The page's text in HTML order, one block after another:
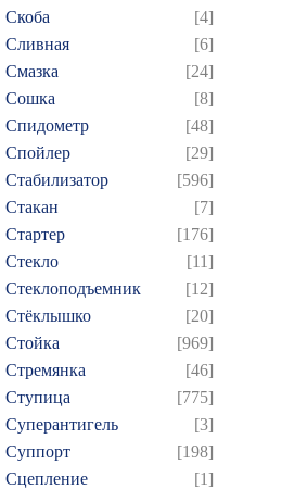
Скоба
[4]
Сливная
[6]
Смазка
[24]
Сошка
[8]
Спидометр
[48]
Спойлер
[29]
Стабилизатор
[596]
Стакан
[7]
Стартер
[176]
Стекло
[11]
Стеклоподъемник
[12]
Стёклышко
[20]
Стойка
[969]
Стремянка
[46]
Ступица
[775]
Суперантигель
[3]
Суппорт
[198]
Сцепление
[1]